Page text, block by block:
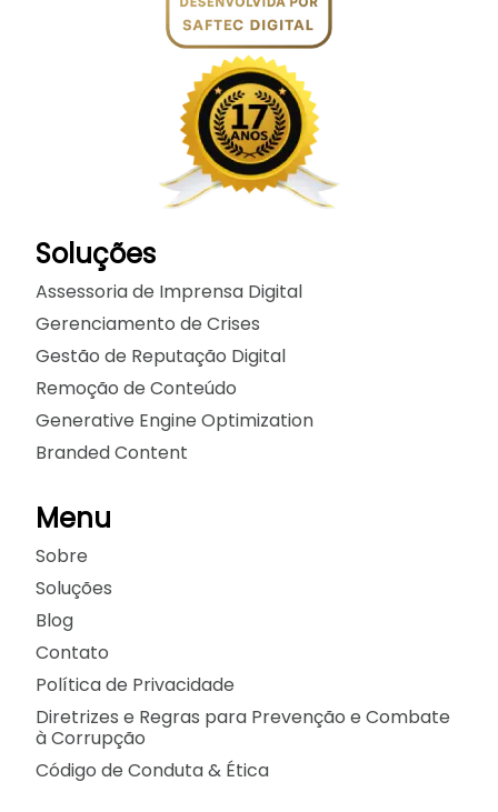
Soluções
Assessoria de Imprensa Digital
Gerenciamento de Crises
Gestão de Reputação Digital
Remoção de Conteúdo
Generative Engine Optimization
Branded Content
Menu
Sobre
Soluções
Blog
Contato
Política de Privacidade
Diretrizes e Regras para Prevenção e Combate
à Corrupção
Código de Conduta & Ética